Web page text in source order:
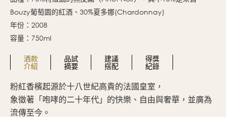
Bouzy葡萄園的紅酒、30%夏多娜(Chardonnay)
年份：2008
容量：750ml
酒款
介紹
品試
摘要
建議
搭配
得獎
紀錄
粉紅香檳起源於十八世紀高貴的法國皇室，
象徵著「咆哮的二十年代」的快樂、自由與奢華，並廣為
流傳至今。